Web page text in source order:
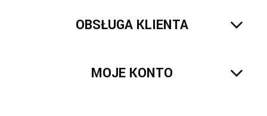
OBSŁUGA KLIENTA
MOJE KONTO